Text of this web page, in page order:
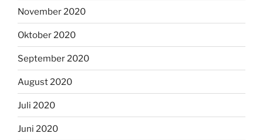
November 2020
Oktober 2020
September 2020
August 2020
Juli 2020
Juni 2020